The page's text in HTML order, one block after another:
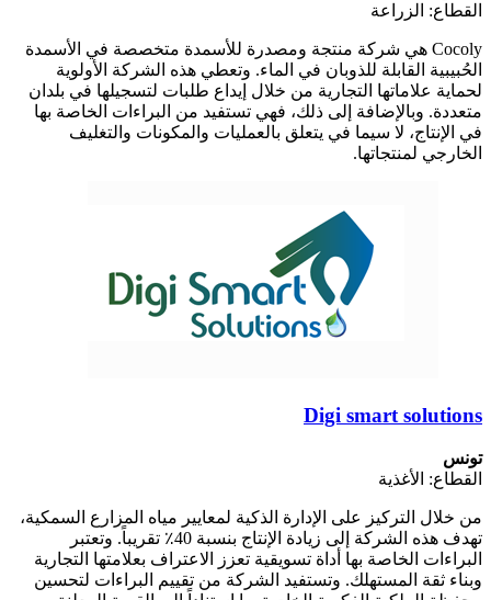
القطاع: الزراعة
Cocoly هي شركة منتجة ومصدرة للأسمدة متخصصة في الأسمدة
الحُبيبية القابلة للذوبان في الماء. وتعطي هذه الشركة الأولوية
لحماية علاماتها التجارية من خلال إيداع طلبات لتسجيلها في بلدان
متعددة. وبالإضافة إلى ذلك، فهي تستفيد من البراءات الخاصة بها
في الإنتاج، لا سيما في يتعلق بالعمليات والمكونات والتغليف
الخارجي لمنتجاتها.
Digi smart solutions
تونس
القطاع: الأغذية
من خلال التركيز على الإدارة الذكية لمعايير مياه المزارع السمكية،
تهدف هذه الشركة إلى زيادة الإنتاج بنسبة 40٪ تقريباً. وتعتبر
البراءات الخاصة بها أداة تسويقية تعزز الاعتراف بعلامتها التجارية
وبناء ثقة المستهلك. وتستفيد الشركة من تقييم البراءات لتحسين